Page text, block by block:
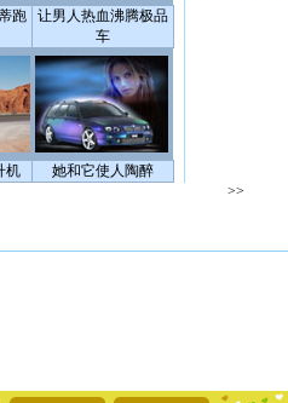
跑
让男人热血沸腾极品
车
机 她和它使人陶醉
>>
要平安！